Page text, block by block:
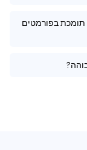
האם הממירה של SubEasy מX(Twitter) לM4A תומכת בפורמטים